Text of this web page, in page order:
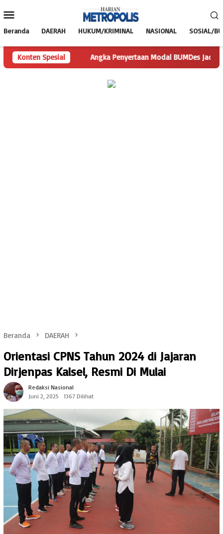
ke
Mobile
Beranda DAERAH HUKUM/KRIMINAL NASIONAL SOSIAL/
Konten Spesial
Pertanyaan Angka Penyertaan Modal BUMDes Jadi
Beranda DAERAH
Orientasi CPNS Tahun 2024 di Jajaran
Dirjenpas Kalsel, Resmi Di Mulai
Redaksi Nasional
Juni 2, 2025
1367 Dilihat